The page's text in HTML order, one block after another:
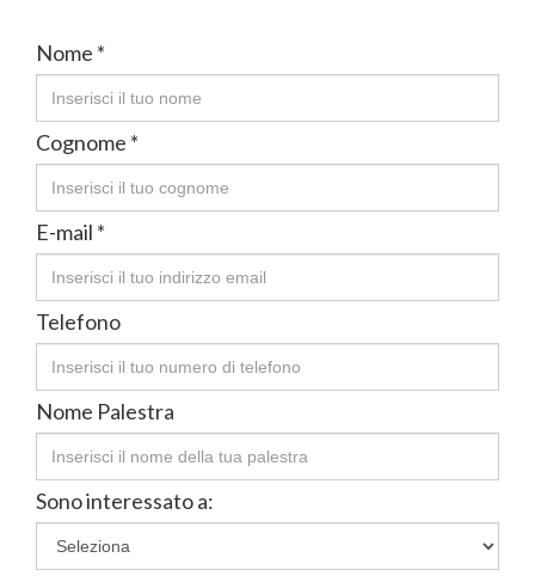
Nome *
Cognome *
E-mail *
Telefono
Nome Palestra
Sono interessato a: